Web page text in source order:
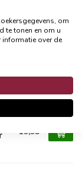
19,95
om
te tonen en om u
informatie over de